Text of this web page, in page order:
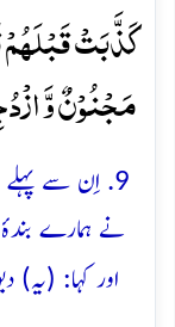
کَذَّبَتۡ قَبۡلَہُمۡ
مَجۡنُوۡنٌ وَّ
9. اِن سے پہلے
نے ہمارے
اور کہا: (یہ)